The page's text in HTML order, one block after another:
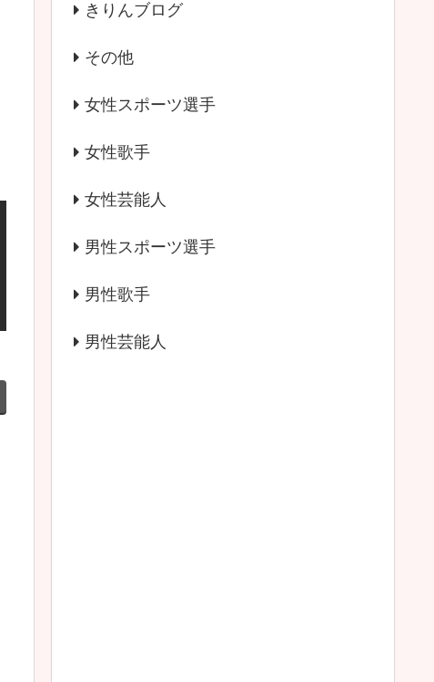
きりんブログ
その他
女性スポーツ選手
女性歌手
女性芸能人
男性スポーツ選手
男性歌手
男性芸能人